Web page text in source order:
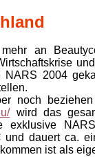
an
2004
noch
wird das
und dauert ca.
ist als